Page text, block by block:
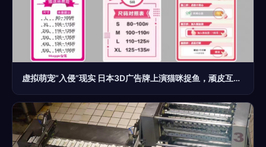
虚拟萌宠“入侵”现实 日本3D广告牌上演猫咪捉鱼，顽皮互动暖心满分